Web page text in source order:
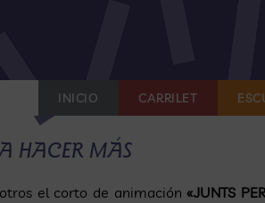
INICIO CARRILET
HACER MÁS
el corto de animación«JUNTS